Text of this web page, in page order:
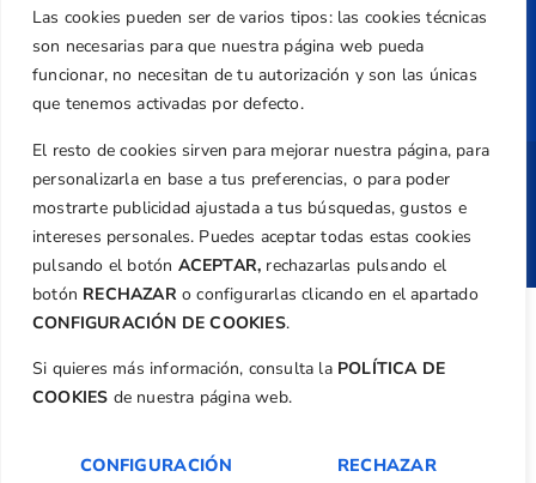
Las cookies pueden ser de varios tipos: las cookies técnicas
son necesarias para que nuestra página web pueda
funcionar, no necesitan de tu autorización y son las únicas
que tenemos activadas por defecto.
El resto de cookies sirven para mejorar nuestra página, para
personalizarla en base a tus preferencias, o para poder
mostrarte publicidad ajustada a tus búsquedas, gustos e
intereses personales. Puedes aceptar todas estas cookies
pulsando el botón ACEPTAR, rechazarlas pulsando el
botón RECHAZARo configurarlas clicando en el apartado
CONFIGURACIÓN DE COOKIES.
Si quieres más información, consulta la POLÍTICA DE
COOKIES de nuestra página web.
CONFIGURACIÓN RECHAZAR
Revista
Copyright ©Federación de Golf de la
Comunitat Valenciana| Diseño:TecnoQuatre